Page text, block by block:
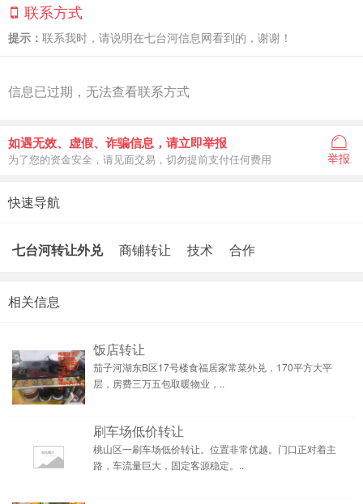
联系方式
提示： 联系我时，请说明在七台河信息网看到的，谢谢！
信息已过期，无法查看联系方式
如遇无效、虚假、诈骗信息，请立即举报
为了您的资金安全，请见面交易，切勿提前支付任何费用 举报
快速导航
七台河转让外兑 商铺转让 技术 合作
相关信息
饭店转让
茄子河湖东B区17号楼食福居家常菜外兑，170平方大平
层，房费三万五包取暖物业，..
刷车场低价转让
桃山区一刷车场低价转让。位置非常优越。门口正对着主
路，车流量巨大，固定客源稳定。..